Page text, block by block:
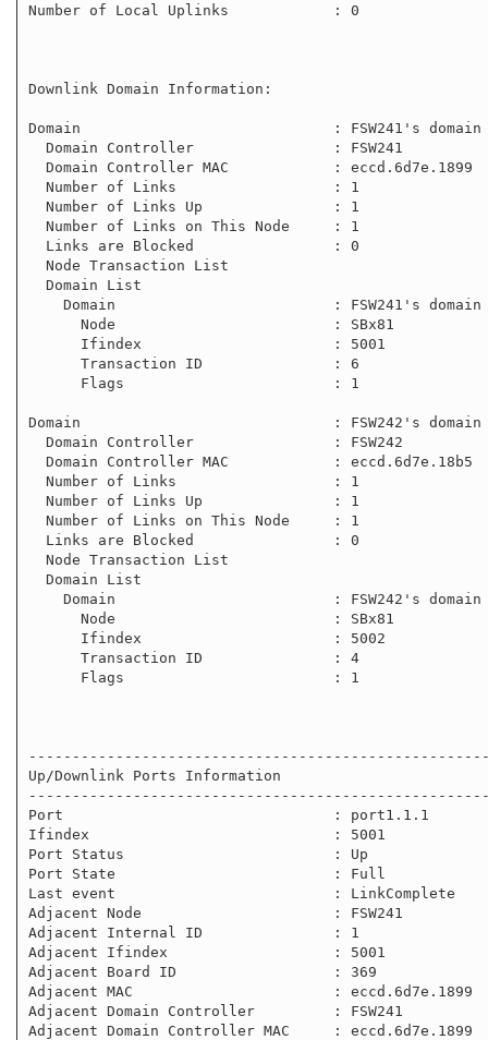
Number of Local Uplinks            : 0
Downlink Domain Information:
Domain                             : FSW241's domain
Domain                             : FSW242's domain
Up/Downlink Ports Information
Port                               : port1.1.1
Ifindex                            : 5001
Port Status                        : Up
Port State                         : Full
Last event                         : LinkComplete
Adjacent Node                      : FSW241
Adjacent Internal ID               : 1
Adjacent Ifindex                   : 5001
Adjacent Board ID                  : 369
Adjacent MAC                       : eccd.6d7e.1899
Adjacent Domain Controller         : FSW241
Adjacent Domain Controller MAC     : eccd.6d7e.1899